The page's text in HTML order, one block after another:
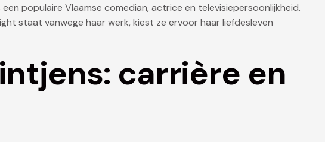
populaire Vlaamse comedian, actrice en televisiepersoonlijkheid.
staat vanwege haar werk, kiest ze ervoor haar liefdesleven
carrière en